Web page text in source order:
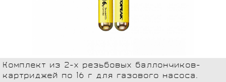
Комплект из 2-х резьбовых баллончиков-
картриджей по 16 г для газового насоса.